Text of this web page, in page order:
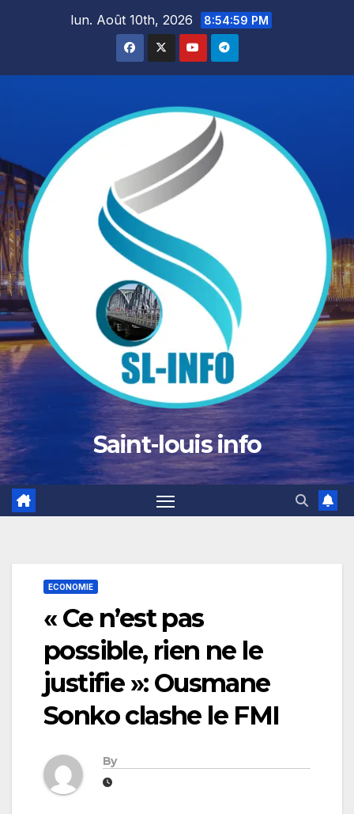
lun. Août 10th, 2026 8:55:00 PM
Saint-louis info
ECONOMIE
« Ce n’est pas
possible, rien ne le
justifie »: Ousmane
Sonko clashe le FMI
By